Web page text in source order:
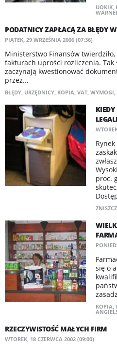
UOKIK,
PODATNICY ZAPŁACĄ ZA BŁĘDY
PIĄTEK, 29 WRZEŚNIA 2006 (07:36)
Ministerstwo Finansów
fakturach uprości rozliczenia. Tak
zaczynają kwestionować
przez...
BŁĘDY, URZĘDNICY, KOPIA, VAT, WYMOGI,
KIEDY
proc.
się o
KOPIA,
RZECZYWISTOŚĆ MAŁYCH FIRM
WTOREK, 18 CZERWCA 2002 (09:00)